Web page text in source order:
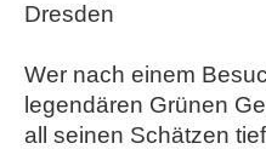
Dresden
Wer nach einem
legendären Grünen
all seinen Schätzen tief